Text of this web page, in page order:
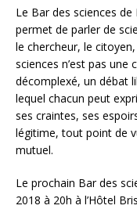
Le Bar des sciences
permet de parler de
le chercheur, le
sciences n’est pas une
décomplexé, un débat
lequel chacun peut
ses craintes, ses
légitime, tout point de
mutuel.
Le prochain Bar des
2018 à 20h à l’Hôtel